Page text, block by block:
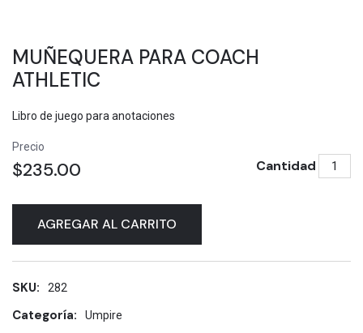
MUÑEQUERA PARA COACH
ATHLETIC
Libro de juego para anotaciones
Precio
$235.00 Cantidad
AGREGAR AL CARRITO
SKU: 282
Categoría: Umpire